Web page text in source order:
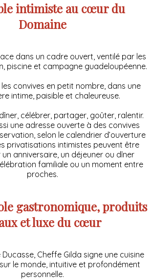
intimiste au cœur du
Domaine
dans un cadre ouvert, ventilé par les
piscine et campagne guadeloupéenne.
les convives en petit nombre, dans une
intime, paisible et chaleureuse.
célébrer, partager, goûter, ralentir.
une adresse ouverte à des convives
selon le calendrier d’ouverture
privatisations intimistes peuvent être
anniversaire, un déjeuner ou dîner
familiale ou un moment entre
proches.
gastronomique, produits
et luxe du cœur
Ducasse, Cheffe Gilda signe une cuisine
le monde, intuitive et profondément
personnelle.